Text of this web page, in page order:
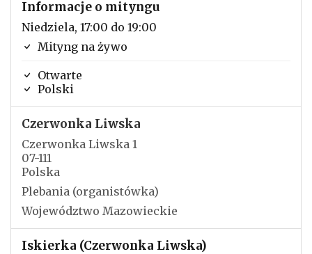
Informacje o mityngu
Niedziela, 17:00 do 19:00
Mityng na żywo
Otwarte
Polski
Czerwonka Liwska
Czerwonka Liwska 1
07-111
Polska
Plebania (organistówka)
Województwo Mazowieckie
Iskierka (Czerwonka Liwska)